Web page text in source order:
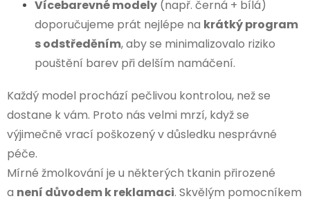
Vícebarevné modely (např. černá + bílá)
doporučujeme prát nejlépe na krátký program
s odstředěním, aby se minimalizovalo riziko
pouštění barev při delším namáčení.
Každý model prochází pečlivou kontrolou, než se
dostane k vám. Proto nás velmi mrzí, když se
výjimečně vrací poškozený v důsledku nesprávné
péče.
Mírné žmolkování je u některých tkanin přirozené
a není důvodem k reklamaci. Skvělým pomocníkem